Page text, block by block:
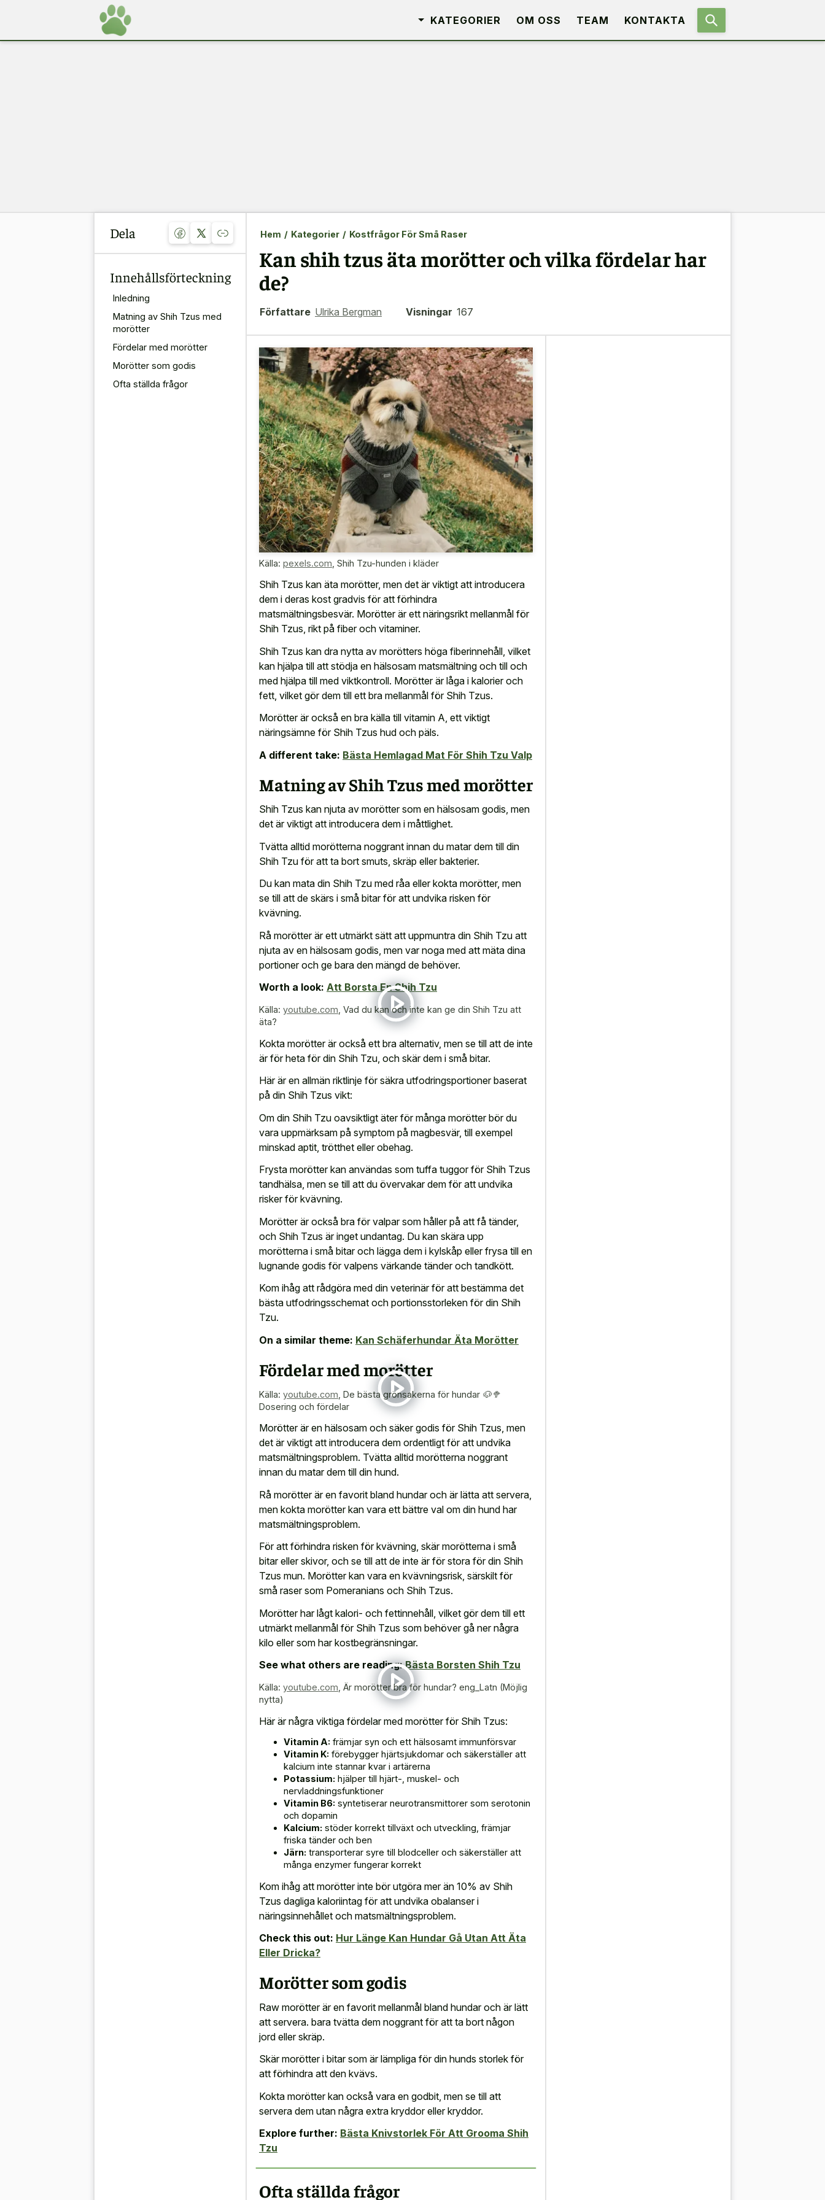
KATEGORIER OM OSS TEAM KONTAKTA
Dela
Innehållsförteckning
Inledning
Matning av Shih Tzus med
morötter
Fördelar med morötter
Morötter som godis
Ofta ställda frågor
Hem / Kategorier / Kostfrågor För Små Raser
Kan shih tzus äta morötter och vilka fördelar har
de?
Författare Ulrika Bergman Visningar 167
Källa: pexels.com Shih Tzu-hunden i kläder
Shih Tzus kan äta morötter, men det är viktigt att introducera
dem i deras kost gradvis för att förhindra
matsmältningsbesvär. Morötter är ett näringsrikt mellanmål för
Shih Tzus, rikt på fiber och vitaminer.
Shih Tzus kan dra nytta av morötters höga fiberinnehåll, vilket
kan hjälpa till att stödja en hälsosam matsmältning och till och
med hjälpa till med viktkontroll. Morötter är låga i kalorier och
fett, vilket gör dem till ett bra mellanmål för Shih Tzus.
Morötter är också en bra källa till vitamin A, ett viktigt
näringsämne för Shih Tzus hud och päls.
A different take: Bästa Hemlagad Mat För Shih Tzu Valp
Matning av Shih Tzus med morötter
Shih Tzus kan njuta av morötter som en hälsosam godis, men
det är viktigt att introducera dem i måttlighet.
Tvätta alltid morötterna noggrant innan du matar dem till din
Shih Tzu för att ta bort smuts, skräp eller bakterier.
Du kan mata din Shih Tzu med råa eller kokta morötter, men
se till att de skärs i små bitar för att undvika risken för
kvävning.
Rå morötter är ett utmärkt sätt att uppmuntra din Shih Tzu att
njuta av en hälsosam godis, men var noga med att mäta dina
portioner och ge bara den mängd de behöver.
Worth a look: Att Borsta En Shih Tzu
Källa: youtube.com Vad du kan och inte kan ge din Shih Tzu att
äta?
Kokta morötter är också ett bra alternativ, men se till att de inte
är för heta för din Shih Tzu, och skär dem i små bitar.
Här är en allmän riktlinje för säkra utfodringsportioner baserat
på din Shih Tzus vikt:
Om din Shih Tzu oavsiktligt äter för många morötter bör du
vara uppmärksam på symptom på magbesvär, till exempel
minskad aptit, trötthet eller obehag.
Frysta morötter kan användas som tuffa tuggor för Shih Tzus
tandhälsa, men se till att du övervakar dem för att undvika
risker för kvävning.
Morötter är också bra för valpar som håller på att få tänder,
och Shih Tzus är inget undantag. Du kan skära upp
morötterna i små bitar och lägga dem i kylskåp eller frysa till en
lugnande godis för valpens värkande tänder och tandkött.
Kom ihåg att rådgöra med din veterinär för att bestämma det
bästa utfodringsschemat och portionsstorleken för din Shih
Tzu.
On a similar theme: Kan Schäferhundar Äta Morötter
Fördelar med morötter
Källa: youtube.com De bästa grönsakerna för hundar 🐶🥦
Dosering och fördelar
Morötter är en hälsosam och säker godis för Shih Tzus, men
det är viktigt att introducera dem ordentligt för att undvika
matsmältningsproblem. Tvätta alltid morötterna noggrant
innan du matar dem till din hund.
Rå morötter är en favorit bland hundar och är lätta att servera,
men kokta morötter kan vara ett bättre val om din hund har
matsmältningsproblem.
För att förhindra risken för kvävning, skär morötterna i små
bitar eller skivor, och se till att de inte är för stora för din Shih
Tzus mun. Morötter kan vara en kvävningsrisk, särskilt för
små raser som Pomeranians och Shih Tzus.
Morötter har lågt kalori- och fettinnehåll, vilket gör dem till ett
utmärkt mellanmål för Shih Tzus som behöver gå ner några
kilo eller som har kostbegränsningar.
See what others are reading: Bästa Borsten Shih Tzu
Källa: youtube.com Är morötter bra för hundar? eng_Latn (Möjlig
nytta)
Här är några viktiga fördelar med morötter för Shih Tzus:
Vitamin A: främjar syn och ett hälsosamt immunförsvar
Vitamin K: förebygger hjärtsjukdomar och säkerställer att
kalcium inte stannar kvar i artärerna
Potassium: hjälper till hjärt-, muskel- och
nervladdningsfunktioner
Vitamin B6: syntetiserar neurotransmittorer som serotonin
och dopamin
Kalcium: stöder korrekt tillväxt och utveckling, främjar
friska tänder och ben
Järn: transporterar syre till blodceller och säkerställer att
många enzymer fungerar korrekt
Kom ihåg att morötter inte bör utgöra mer än 10% av Shih
Tzus dagliga kaloriintag för att undvika obalanser i
näringsinnehållet och matsmältningsproblem.
Check this out: Hur Länge Kan Hundar Gå Utan Att Äta
Eller Dricka?
Morötter som godis
Raw morötter är en favorit mellanmål bland hundar och är lätt
att servera. bara tvätta dem noggrant för att ta bort någon
jord eller skräp.
Skär morötter i bitar som är lämpliga för din hunds storlek för
att förhindra att den kvävs.
Kokta morötter kan också vara en godbit, men se till att
servera dem utan några extra kryddor eller kryddor.
Explore further: Bästa Knivstorlek För Att Grooma Shih
Tzu
Ofta ställda frågor